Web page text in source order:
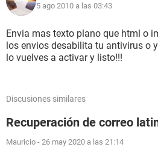
5 ago 2010 a las 03:43
Envia mas texto plano que html o
los envios desabilita tu antivirus o
lo vuelves a activar y listo!!!
Discusiones similares
Recuperación de correo
Mauricio - 26 may 2020 a las 21:14